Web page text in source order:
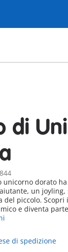
di
unicorno dorato
un
del piccolo. Scopri
e diventa
di spedizione